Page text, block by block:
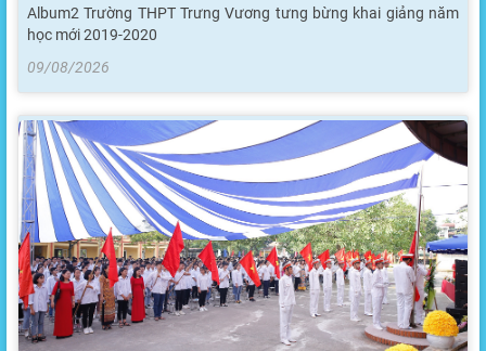
Album2 Trường THPT Trưng Vương tưng bừng khai giảng năm
học mới 2019-2020
09/08/2026